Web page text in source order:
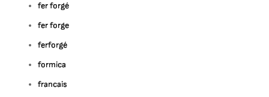
fer forgé
fer forge
ferforgé
formica
francais